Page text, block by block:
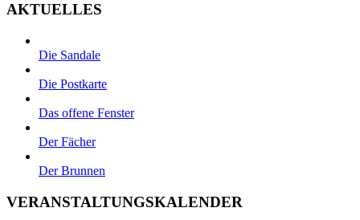
AKTUELLES
Die Sandale
Die Postkarte
Das offene Fenster
Der Fächer
Der Brunnen
VERANSTALTUNGSKALENDER